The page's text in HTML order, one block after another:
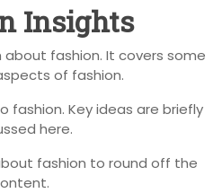
Insights
about fashion. It covers some
of fashion.
fashion. Key ideas are briefly
here.
fashion to round off the